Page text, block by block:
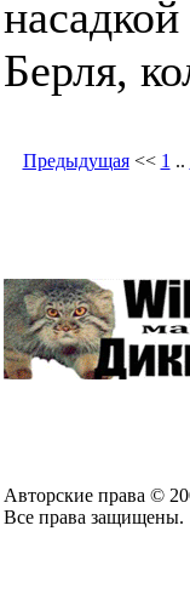
Берля,
Предыдущая<< 1 ..
Авторские права ©
Все права защищены.